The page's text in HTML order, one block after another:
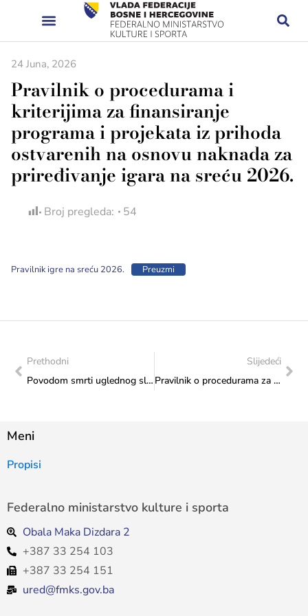
24 Juna, 2026
Pravilnik o procedurama i
kriterijima za finansiranje
programa i projekata iz prihoda
ostvarenih na osnovu naknada za
priređivanje igara na sreću 2026.
Broj pregleda: 54
Pravilnik igre na sreću 2026. Preuzmi
Prethodni
Povodom smrti uglednog slikara Edina Numankadića – Odlučio sam živjeti umjetnost
Slijedeći
Pravilnik o procedurama za izbor korisnika sredstava po javnim pozivima u oblasti kulturno-historijskog nasljeđa, kulture, sporta i mladih za 2026. godinu
Meni
Propisi
Federalno ministarstvo kulture i sporta
Obala Maka Dizdara 2
+387 33 254 103
+387 33 254 151
ured@fmks.gov.ba